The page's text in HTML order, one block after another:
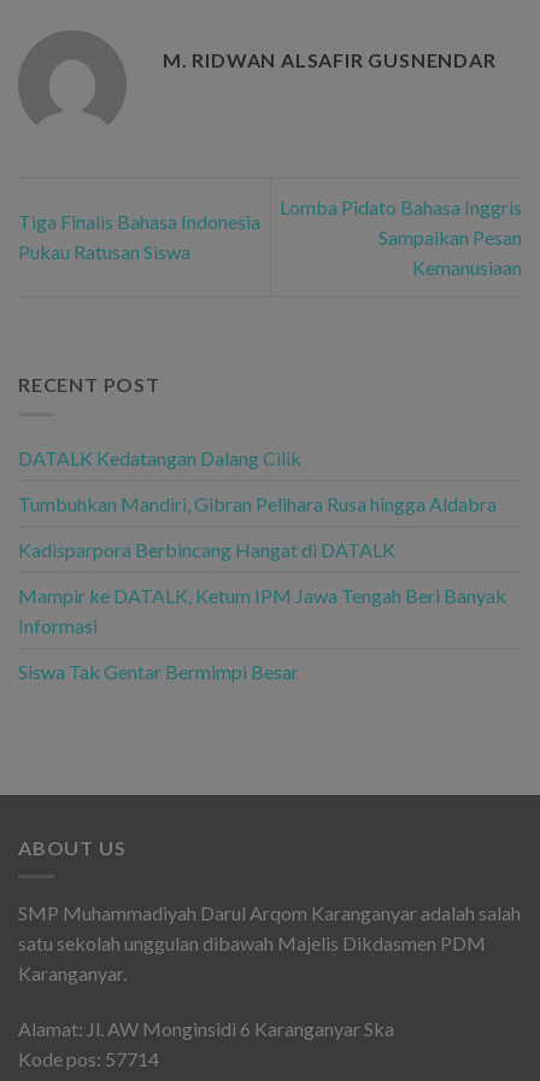
M. RIDWAN ALSAFIR GUSNENDAR
Tiga Finalis Bahasa Indonesia
Pukau Ratusan Siswa
Lomba Pidato Bahasa Inggris
Sampaikan Pesan
Kemanusiaan
RECENT POST
DATALK Kedatangan Dalang Cilik
Tumbuhkan Mandiri, Gibran Pelihara Rusa hingga Aldabra
Kadisparpora Berbincang Hangat di DATALK
Mampir ke DATALK, Ketum IPM Jawa Tengah Beri Banyak
Informasi
Siswa Tak Gentar Bermimpi Besar
ABOUT US
SMP Muhammadiyah Darul Arqom Karanganyar adalah salah
satu sekolah unggulan dibawah Majelis Dikdasmen PDM
Karanganyar.
Alamat: Jl. AW Monginsidi 6 Karanganyar Ska
Kode pos: 57714